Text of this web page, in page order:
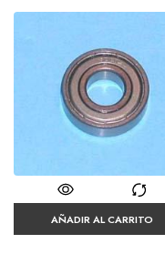
AÑADIR AL CARRITO